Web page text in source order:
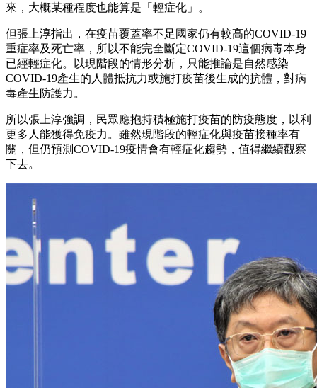
來，大概某種程度也能算是「輕症化」。
但張上淳指出，在疫苗覆蓋率不足國家仍有較高的COVID-19
重症率及死亡率，所以不能完全斷定COVID-19這個病毒本身
已經輕症化。以現階段的情形分析，只能推論是自然感染
COVID-19產生的人體抵抗力或施打疫苗後生成的抗體，對病
毒產生防護力。
所以張上淳強調，民眾應抱持積極施打疫苗的防疫態度，以利
更多人能獲得免疫力。雖然現階段的輕症化與疫苗接種率有
關，但仍預測COVID-19疫情會有輕症化趨勢，值得繼續觀察
下去。